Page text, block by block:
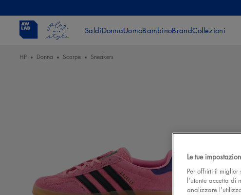
SaldiDonnaUomoBambinoBrandCollezioni
HP Donna Scarpe Sneakers
Le tue
Per offrirti il miglior
l'utente accetta di
analizzare